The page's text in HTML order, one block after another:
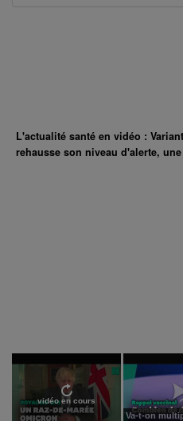
L'actualité santé en vidéo :
rehausse son niveau d'alerte,
vidéo en cours
Va-t-on